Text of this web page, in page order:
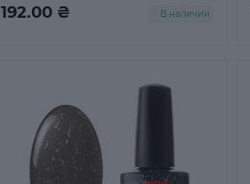
192.00 ₴ В наличии